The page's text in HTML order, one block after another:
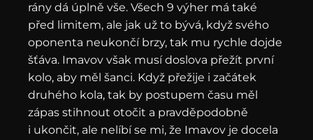
rány dá úplně vše. Všech 9 výher má také
před limitem, ale jak už to bývá, když svého
oponenta neukončí brzy, tak mu rychle dojde
šťáva. Imavov však musí doslova přežít první
kolo, aby měl šanci. Když přežije i začátek
druhého kola, tak by postupem času měl
zápas stihnout otočit a pravděpodobně
i ukončit, ale nelíbí se mi, že Imavov je docela